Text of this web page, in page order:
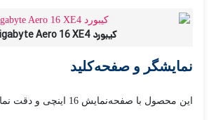
کیبورد Gigabyte Aero 16 XE4
نمایشگر و صفحه‌کلید